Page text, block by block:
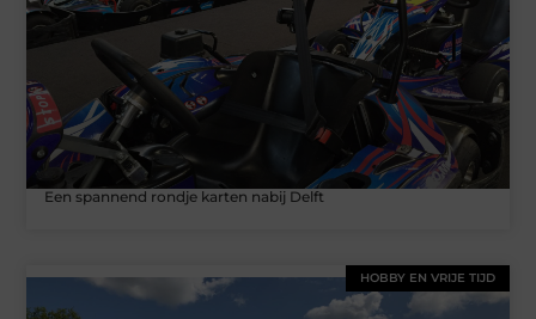
Een spannend rondje karten nabij Delft
HOBBY EN VRIJE TIJD